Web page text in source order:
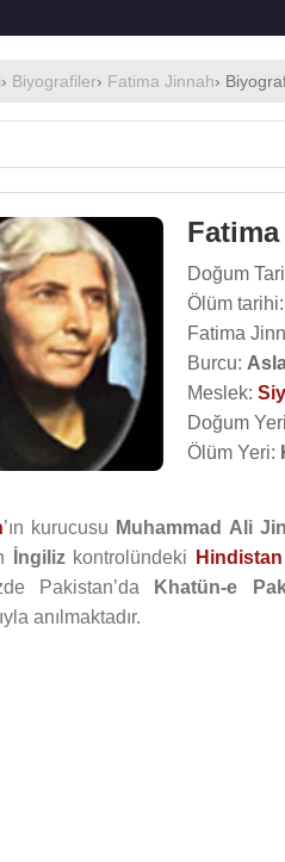
› Biyografiler› Fatima Jinnah›
Doğum
Ölüm tarihi:
Fatima
Burcu:
Meslek:
Doğum
Ölüm Yeri:
’ın kurucusu Muhammad Ali
İngilizkontrolündeki Hindistan
Pakistan’da
Khatün-e
anılmaktadır.